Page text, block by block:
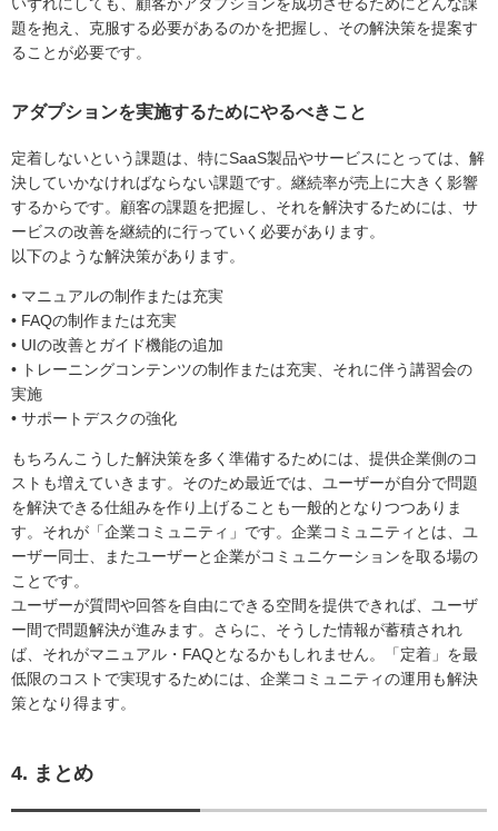
題を抱え、克服する必要があるのかを把握し、その解決策を提案す
ることが必要です。
アダプションを実施するためにやるべきこと
定着しないという課題は、特にSaaS製品やサービスにとっては、解
決していかなければならない課題です。継続率が売上に大きく影響
するからです。顧客の課題を把握し、それを解決するためには、サ
ービスの改善を継続的に行っていく必要があります。
以下のような解決策があります。
• マニュアルの制作または充実
• FAQの制作または充実
• UIの改善とガイド機能の追加
• トレーニングコンテンツの制作または充実、それに伴う講習会の
実施
• サポートデスクの強化
もちろんこうした解決策を多く準備するためには、提供企業側のコ
ストも増えていきます。そのため最近では、ユーザーが自分で問題
を解決できる仕組みを作り上げることも一般的となりつつありま
す。それが「企業コミュニティ」です。企業コミュニティとは、ユ
ーザー同士、またユーザーと企業がコミュニケーションを取る場の
ことです。
ユーザーが質問や回答を自由にできる空間を提供できれば、ユーザ
ー間で問題解決が進みます。さらに、そうした情報が蓄積されれ
ば、それがマニュアル・FAQとなるかもしれません。「定着」を最
低限のコストで実現するためには、企業コミュニティの運用も解決
策となり得ます。
4. まとめ